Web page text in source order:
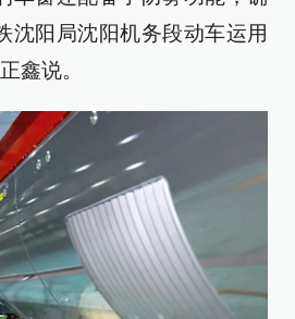
沈阳局沈阳机务段动车运用
鑫说。